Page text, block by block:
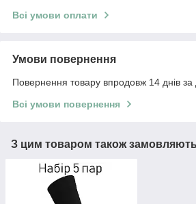
Всі умови оплати
Умови повернення
Повернення товару впродовж 14 днів за
Всі умови повернення
З цим товаром також замовляють